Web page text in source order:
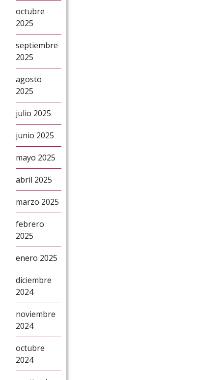
octubre
2025
septiembre
2025
agosto
2025
julio 2025
junio 2025
mayo 2025
abril 2025
marzo 2025
febrero
2025
enero 2025
diciembre
2024
noviembre
2024
octubre
2024